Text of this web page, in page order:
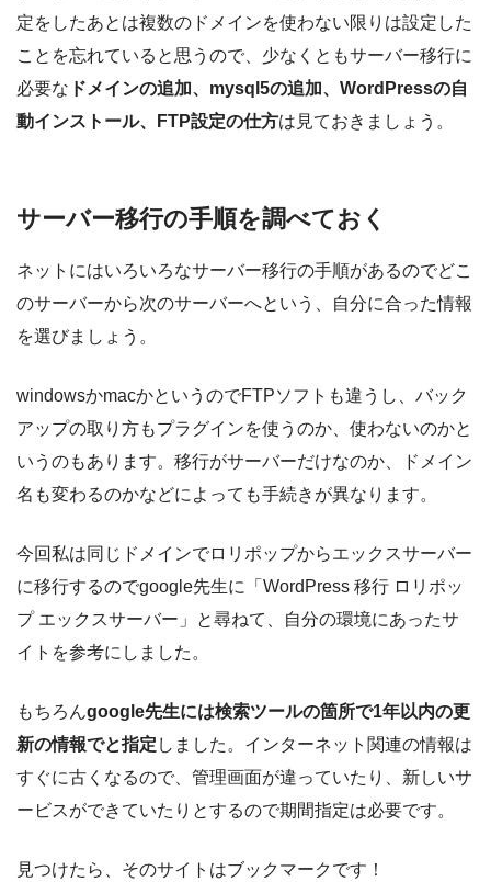
定をしたあとは複数のドメインを使わない限りは設定した
ことを忘れていると思うので、少なくともサーバー移行に
必要な ドメインの追加、mysql5の追加、WordPressの自
動インストール、FTP設定の仕方は見ておきましょう。
サーバー移行の手順を調べておく
ネットにはいろいろなサーバー移行の手順があるのでどこ
のサーバーから次のサーバーへという、自分に合った情報
を選びましょう。
windowsかmacかというのでFTPソフトも違うし、バック
アップの取り方もプラグインを使うのか、使わないのかと
いうのもあります。移行がサーバーだけなのか、ドメイン
名も変わるのかなどによっても手続きが異なります。
今回私は同じドメインでロリポップからエックスサーバー
に移行するのでgoogle先生に「WordPress 移行 ロリポッ
プ エックスサーバー」と尋ねて、自分の環境にあったサ
イトを参考にしました。
もちろんgoogle先生には検索ツールの箇所で1年以内の更
新の情報でと指定 しました。インターネット関連の情報は
すぐに古くなるので、管理画面が違っていたり、新しいサ
ービスができていたりとするので期間指定は必要です。
見つけたら、そのサイトはブックマークです！